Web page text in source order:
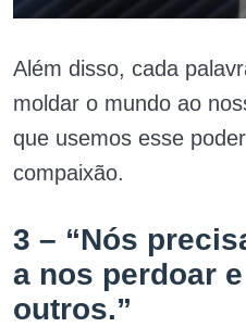
Além disso, cada
moldar o mundo ao
que usemos esse
compaixão.
3 – “Nós
a nos perdoar
outros.”